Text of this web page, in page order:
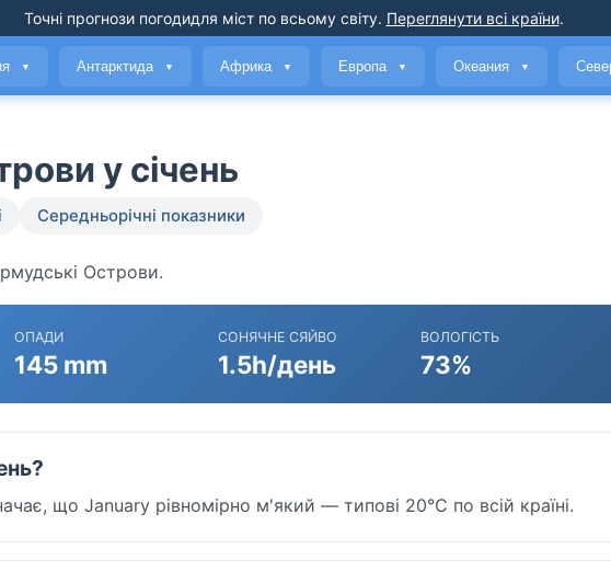
Точні прогнози погодидля міст по всьому світу. Переглянути всі країни.
▼ Антарктида ▼ Африка ▼ Европа ▼ Океания ▼
у січень
Середньорічні показники
Острови.
ОПАДИ
145 mm
СОНЯЧНЕ СЯЙВО
1.5h/день
ВОЛОГІСТЬ
73%
що January рівномірно м'який — типові 20°C по всій країні.